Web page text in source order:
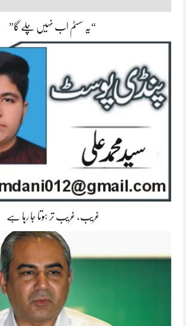
“یہ سسٹم اب نہیں چلے گا”
غریب، غریب تر ہوتا جا رہا ہے